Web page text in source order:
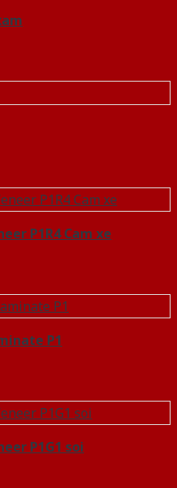
P1R4 Cam xe
P1
P1G1 soi